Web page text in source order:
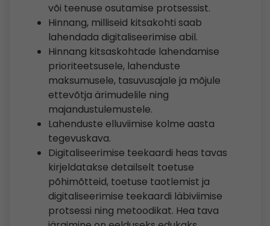
või teenuse osutamise protsessist.
Hinnang, milliseid kitsakohti saab
lahendada digitaliseerimise abil.
Hinnang kitsaskohtade lahendamise
prioriteetsusele, lahenduste
maksumusele, tasuvusajale ja mõjule
ettevõtja ärimudelile ning
majandustulemustele.
Lahenduste elluviimise kolme aasta
tegevuskava.
Digitaliseerimise teekaardi heas tavas
kirjeldatakse detailselt toetuse
põhimõtteid, toetuse taotlemist ja
digitaliseerimise teekaardi läbiviimise
protsessi ning metoodikat. Hea tava